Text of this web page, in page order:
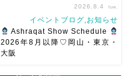
2026.8.4 tue.
イベントブログ,お知らせ
Ashraqat Show Schedule
2026年8月以降♡岡山・東京・
大阪